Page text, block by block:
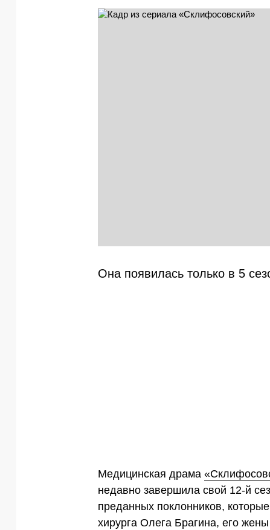
Она появилась только в 5
Медицинская драма
недавно завершила свой 12-й
преданных поклонников,
хирурга Олега Брагина, его